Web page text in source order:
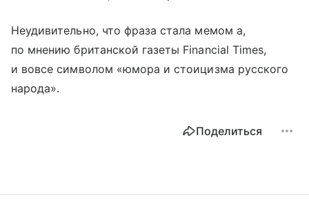
Неудивительно, что фраза стала мемом а,
по мнению британской газеты Financial Times,
и вовсе символом «юмора и стоицизма русского
народа».
Поделиться